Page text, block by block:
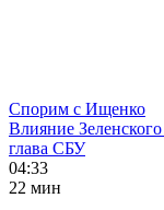
Спорим с Ищенко
Влияние
глава СБУ
04:33
22 мин